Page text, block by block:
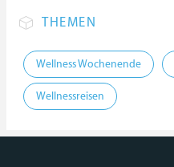
THEMEN
Wellness Wochenende
Wellnessreisen